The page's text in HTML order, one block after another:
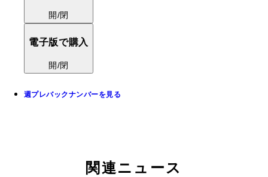
開/閉
電子版で購入
開/閉
週プレバックナンバーを見る
関連ニュース